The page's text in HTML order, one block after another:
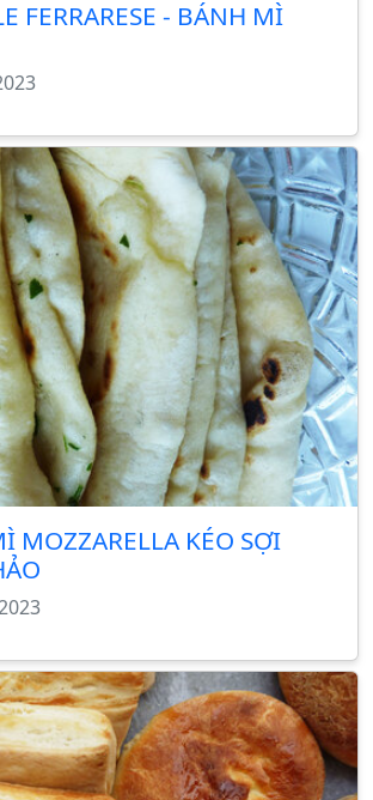
FERRARESE - BÁNH MÌ
MOZZARELLA KÉO SỢI